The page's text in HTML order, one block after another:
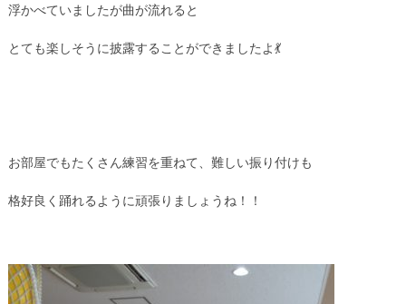
浮かべていましたが曲が流れると
とても楽しそうに披露することができましたよ💃
お部屋でもたくさん練習を重ねて、難しい振り付けも
格好良く踊れるように頑張りましょうね！！